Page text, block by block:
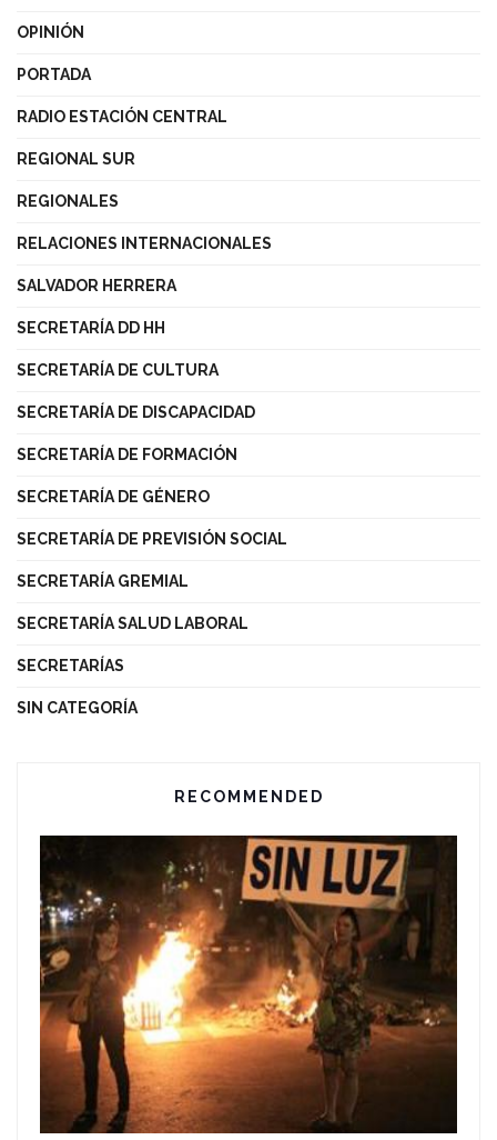
OPINIÓN
PORTADA
RADIO ESTACIÓN CENTRAL
REGIONAL SUR
REGIONALES
RELACIONES INTERNACIONALES
SALVADOR HERRERA
SECRETARÍA DD HH
SECRETARÍA DE CULTURA
SECRETARÍA DE DISCAPACIDAD
SECRETARÍA DE FORMACIÓN
SECRETARÍA DE GÉNERO
SECRETARÍA DE PREVISIÓN SOCIAL
SECRETARÍA GREMIAL
SECRETARÍA SALUD LABORAL
SECRETARÍAS
SIN CATEGORÍA
RECOMMENDED